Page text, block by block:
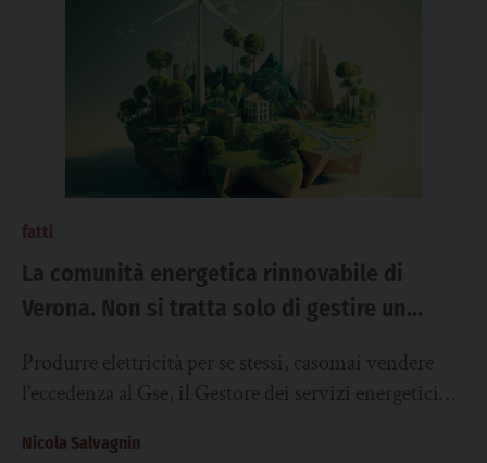
fatti
La comunità energetica rinnovabile di
Verona. Non si tratta solo di gestire un
economie di scala
Produrre elettricità per se stessi, casomai vendere
l’eccedenza al Gse, il Gestore dei servizi energetici
Nicola Salvagnin